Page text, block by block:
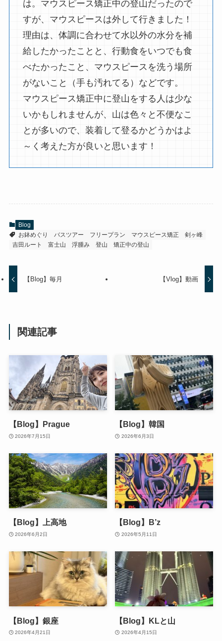
は。マウスピース矯正中の登山だったので
すが、マウスピースは外して行きました！
理由は、体調に合わせて水以外の水分を補
給したかったことと、行動食をいつでも食
べたかったこと、マウスピースを洗う場所
がないこと（手も汚れてる）などです。
マウスピース矯正中に登山をする人は少な
いかもしれませんが、山は色々と不便なこ
とが多いので、装着して登るかどうかはよ
～く考えた方が良いと思います！
Blog
お鉢めぐり
バスツアー フリープラン マウスピース矯正
剣ヶ峰
吉田ルート
富士山 浮腫み 登山 矯正中の登山
【Blog】毎月 【Vlog】動画
関連記事
【Blog】Prague
2026年7月15日
【Blog】韓国
2026年6月3日
【Blog】上高地
2026年6月2日
【Blog】B’z
2026年5月11日
【Blog】銀座
2026年4月21日
【Blog】KLと山
2026年4月15日